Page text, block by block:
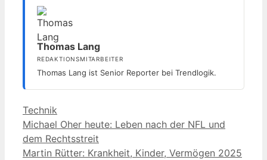
Thomas Lang
REDAKTIONSMITARBEITER
Thomas Lang ist Senior Reporter bei Trendlogik.
Kategorien
Technik
Michael Oher heute: Leben nach der NFL und
dem Rechtsstreit
Martin Rütter: Krankheit, Kinder, Vermögen 2025